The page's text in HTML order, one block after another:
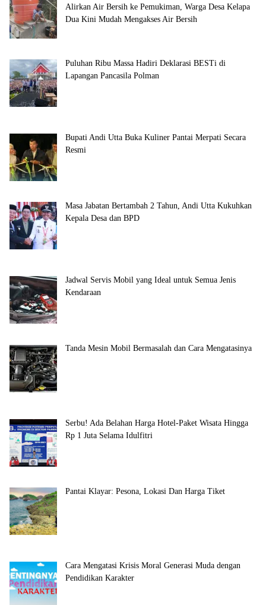
Alirkan Air Bersih ke Pemukiman, Warga Desa Kelapa
Dua Kini Mudah Mengakses Air Bersih
Puluhan Ribu Massa Hadiri Deklarasi BESTi di
Lapangan Pancasila Polman
Bupati Andi Utta Buka Kuliner Pantai Merpati Secara
Resmi
Masa Jabatan Bertambah 2 Tahun, Andi Utta Kukuhkan
Kepala Desa dan BPD
Jadwal Servis Mobil yang Ideal untuk Semua Jenis
Kendaraan
Tanda Mesin Mobil Bermasalah dan Cara Mengatasinya
Serbu! Ada Belahan Harga Hotel-Paket Wisata Hingga
Rp 1 Juta Selama Idulfitri
Pantai Klayar: Pesona, Lokasi Dan Harga Tiket
Cara Mengatasi Krisis Moral Generasi Muda dengan
Pendidikan Karakter